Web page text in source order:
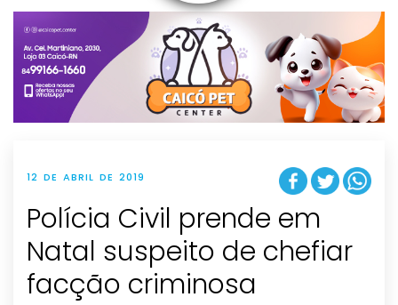
v
g
t
i
o
n
12 DE ABRIL DE 2019
Polícia Civil prende em
Natal suspeito de chefiar
facção criminosa